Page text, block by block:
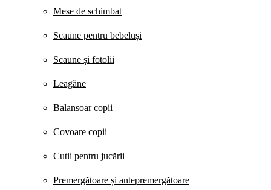
Mese de schimbat
Scaune pentru bebeluși
Scaune și fotolii
Leagăne
Balansoar copii
Covoare copii
Cutii pentru jucării
Premergătoare și antepremergătoare